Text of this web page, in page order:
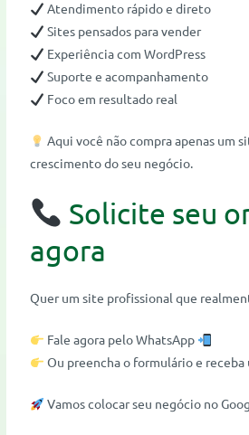
Atendimento rápido e direto
Sites pensados para vender
Experiência com WordPress
Suporte e acompanhamento
Foco em resultado real
Aqui você não compra apenas um
crescimento do seu negócio.
Solicite seu
agora
Quer um site profissional que
Fale agora pelo WhatsApp
Ou preencha o formulário e
Vamos colocar seu negócio no